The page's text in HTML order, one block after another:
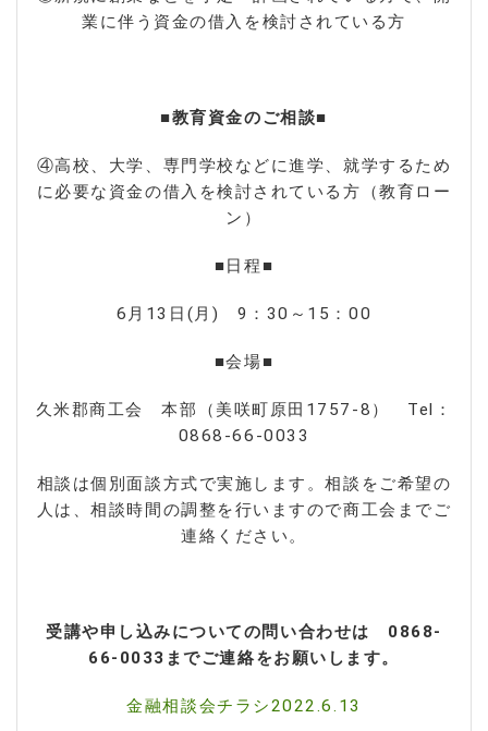
業に伴う資金の借入を検討されている方
■教育資金のご相談■
④高校、大学、専門学校などに進学、就学するため
に必要な資金の借入を検討されている方（教育ロー
ン）
■日程■
6月13日(月) 9：30～15：00
■会場■
久米郡商工会 本部（美咲町原田1757-8） Tel：
0868-66-0033
相談は個別面談方式で実施します。相談をご希望の
人は、相談時間の調整を行いますので商工会までご
連絡ください。
受講や申し込みについての問い合わせは 0868-
66-0033 までご連絡をお願いします。
金融相談会チラシ2022.6.13